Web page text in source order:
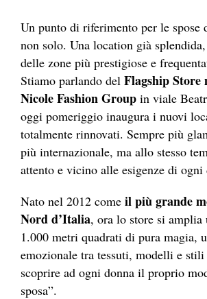
Un punto di riferimento per le spose
non solo. Una location già
delle zone più prestigiose e
Stiamo parlando del Flagship Store
Nicole Fashion Group in viale
oggi pomeriggio inaugura i nuovi
totalmente rinnovati. Sempre più
più internazionale, ma allo stesso
attento e vicino alle esigenze di ogni
Nato nel 2012 come il più grande
Nord d’Italia, ora lo store si amplia
1.000 metri quadrati di pura magia,
emozionale tra tessuti, modelli e
scoprire ad ogni donna il proprio
sposa”.